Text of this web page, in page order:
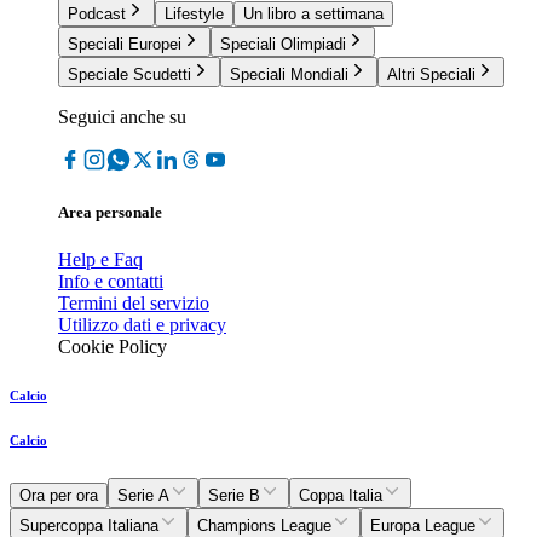
Podcast
Lifestyle
Un libro a settimana
Speciali Europei
Speciali Olimpiadi
Speciale Scudetti
Speciali Mondiali Altri Speciali
Seguici anche su
Area personale
Help e Faq
Info e contatti
Termini del servizio
Utilizzo dati e privacy
Cookie Policy
Calcio
Calcio
Ora per ora Serie A Serie B
Coppa Italia
Supercoppa Italiana
Champions League
Europa League